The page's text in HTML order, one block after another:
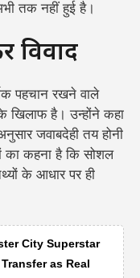
तक नहीं हुई है।
विवाद
पहचान रखने वाले
के खिलाफ है। उन्होंने कहा
जवाबदेही तय होनी
का कहना है कि सोशल
के आधार पर ही
City Superstar
as Real